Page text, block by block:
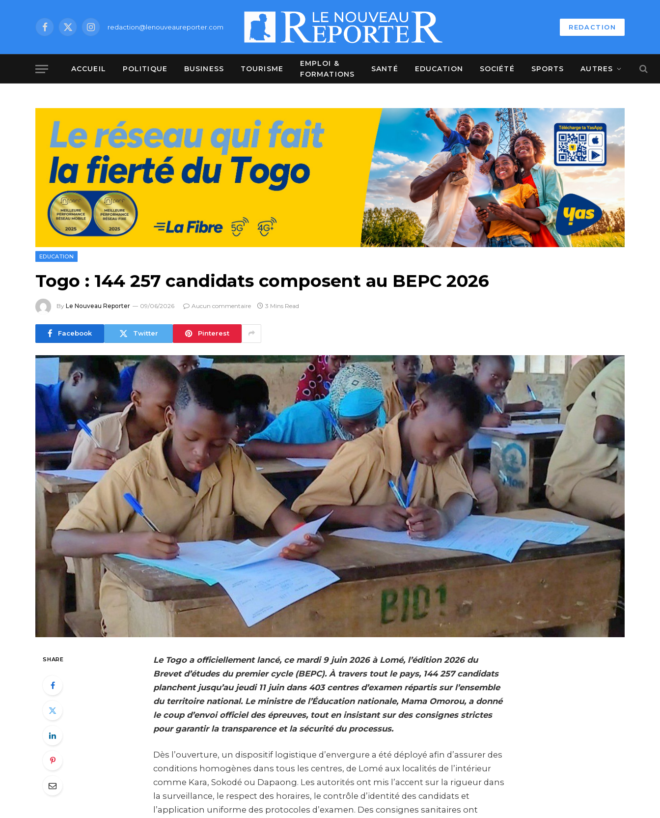
Facebook
X
Instagramredaction@lenouveaureporter.com REDACTION
ACCUEIL POLITIQUE BUSINESS TOURISME
EMPLOI &
FORMATIONS
SANTÉ EDUCATION SOCIÉTÉ SPORTS AUTRES
EDUCATION
Togo : 144 257 candidats composent au BEPC 2026
By Le Nouveau Reporter 09/06/2026 Aucun commentaire 3 Mins Read
Facebook Twitter Pinterest
SHARE
Le Togo a officiellement lancé, ce mardi 9 juin 2026 à Lomé, l’édition 2026 du
Brevet d’études du premier cycle (BEPC). À travers tout le pays, 144 257 candidats
planchent jusqu’au jeudi 11 juin dans 403 centres d’examen répartis sur l’ensemble
du territoire national. Le ministre de l’Éducation nationale, Mama Omorou, a donné
le coup d’envoi officiel des épreuves, tout en insistant sur des consignes strictes
pour garantir la transparence et la sécurité du processus.
Dès l’ouverture, un dispositif logistique d’envergure a été déployé afin d’assurer des
conditions homogènes dans tous les centres, de Lomé aux localités de l’intérieur
comme Kara, Sokodé ou Dapaong. Les autorités ont mis l’accent sur la rigueur dans
la surveillance, le respect des horaires, le contrôle d’identité des candidats et
l’application uniforme des protocoles d’examen. Des consignes sanitaires ont